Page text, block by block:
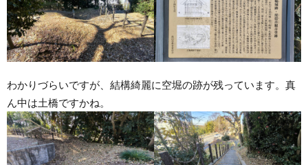
わかりづらいですが、結構綺麗に空堀の跡が残っています。真
ん中は土橋ですかね。